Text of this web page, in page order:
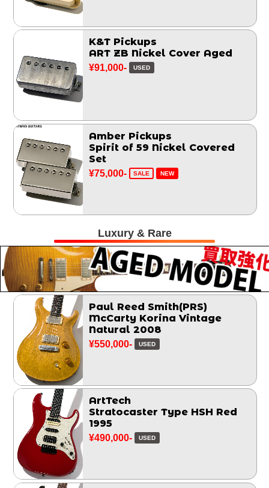
K&T Pickups
ART ZB Nickel Cover Aged
¥91,000- USED
Amber Pickups
Spirit of 59 Nickel Covered
Set
¥75,000- SALE NEW
Luxury & Rare
Paul Reed Smith(PRS)
McCarty Korina Vintage
Natural 2008
¥550,000- USED
ArtTech
Stratocaster Type HSH Red
1995
¥490,000- USED